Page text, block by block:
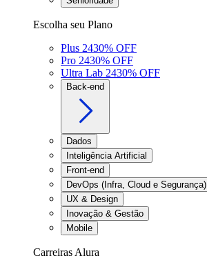
Escolha seu Plano
Plus 2430% OFF
Pro 2430% OFF
Ultra Lab 2430% OFF
Back-end
Dados
Inteligência Artificial
Front-end
DevOps (Infra, Cloud e Segurança)
UX & Design
Inovação & Gestão
Mobile
Carreiras Alura